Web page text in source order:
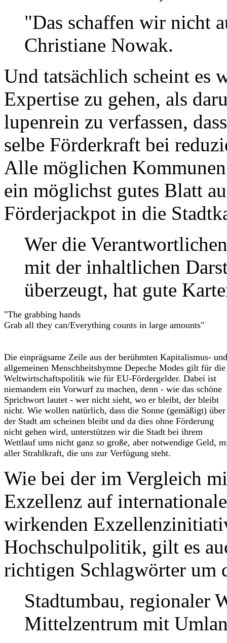
"Das schaffen wir nicht
Christiane Nowak.
Und tatsächlich scheint es
Expertise zu gehen, als
lupenrein zu verfassen,
selbe Förderkraft bei
Alle möglichen
ein möglichst gutes Blatt
Förderjackpot in die
Wer die
mit der inhaltlichen
überzeugt, hat gute
"The grabbing hands
Grab all they can/Everything counts in large amounts"
Die einprägsame Zeile aus der berühmten Kapitalismus- und
allgemeinen Menschheitshymne Depeche Modes gilt für die
Weltwirtschaftspolitik wie für EU-Fördergelder. Dabei ist
niemandem ein Vorwurf zu machen, denn - wie das schöne
Sprichwort lautet - wer nicht sieht, wo er bleibt, der bleibt
nicht. Wie wollen natürlich, dass die Sonne (gemäßigt) über
der Stadt am scheinen bleibt und da dies ohne Förderung
nicht gehen wird, unterstützen wir die Stadt bei ihrem
Wettlauf ums nicht ganz so große, aber notwendige Geld,
aller Strahlkraft, die uns zur Verfügung steht.
Wie bei der im Vergleich
Exzellenz auf
wirkenden
Hochschulpolitik, gilt es
richtigen Schlagwörter um
Stadtumbau, regionaler
Mittelzentrum mit